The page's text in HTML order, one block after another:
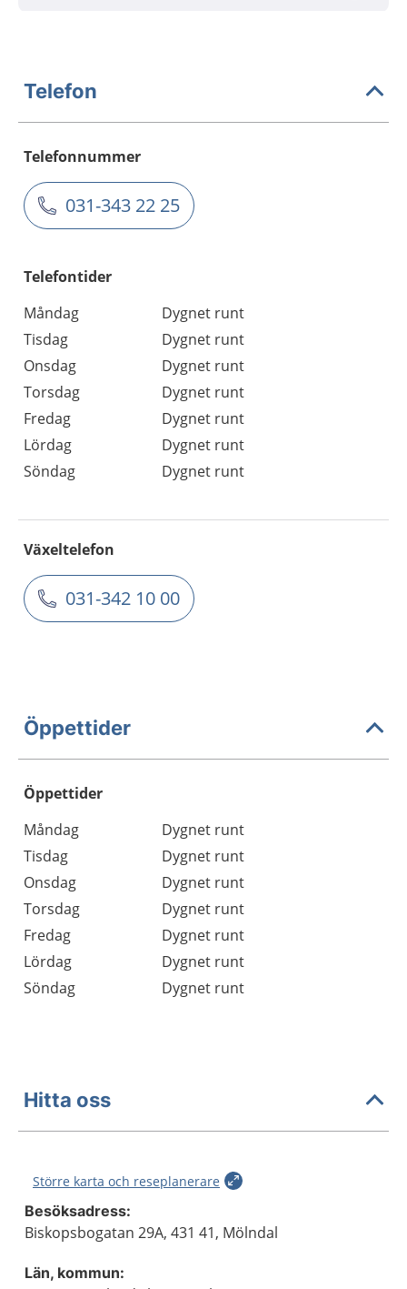
Telefon
Telefonnummer
031-343 22 25
Telefontider
Måndag
Dygnet runt
Tisdag
Dygnet runt
Onsdag
Dygnet runt
Torsdag
Dygnet runt
Fredag
Dygnet runt
Lördag
Dygnet runt
Söndag
Dygnet runt
Växeltelefon
031-342 10 00
Öppettider
Öppettider
Dag
Öppettider
Kommentarer
Måndag
Dygnet runt
Tisdag
Dygnet runt
Onsdag
Dygnet runt
Torsdag
Dygnet runt
Fredag
Dygnet runt
Lördag
Dygnet runt
Söndag
Dygnet runt
Hitta oss
Större karta och reseplanerare
Besöksadress:
Biskopsbogatan 29A, 431 41, Mölndal
Län, kommun: